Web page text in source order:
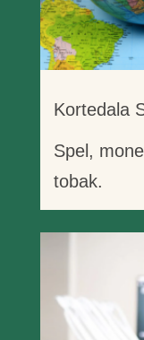
Kortedala
Spel,
tobak.